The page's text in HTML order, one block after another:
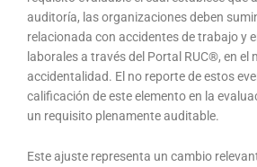
auditoría, las organizaciones deben
relacionada con accidentes de trabajo y
laborales a través del Portal RUC®, en el
accidentalidad. El no reporte de estos
calificación de este elemento en la
un requisito plenamente auditable.
Este ajuste representa un cambio